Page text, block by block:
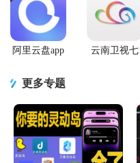
阿里云盘app
云南卫视七
更多专题